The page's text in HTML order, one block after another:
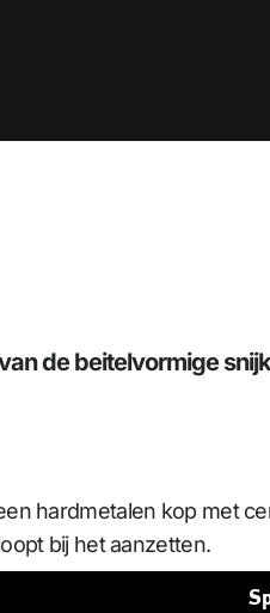
de beitelvormige
hardmetalen kop met
bij het aanzetten.